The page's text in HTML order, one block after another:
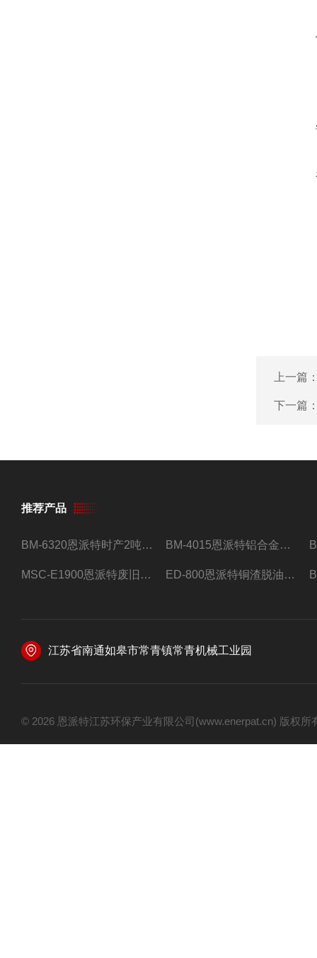
上一篇
下一篇
推荐产品
BM-6320恩派特时产2吨合金钢屑压饼机 BM-4015恩派特铝合金屑压饼机 脱油效果好
MSC-E1900恩派特废旧锂电池极片破碎处理设备 ED-800恩派特铜渣脱油机废铜屑铝屑甩油机
江苏省南通如皋市常青镇常青机械工业园
© 2026 恩派特江苏环保产业有限公司(www.enerpat.cn) 版权